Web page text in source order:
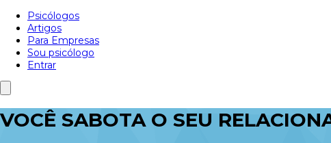
Psicólogos
Artigos
Para Empresas
Sou psicólogo
Entrar
VOCÊ SABOTA O SEU